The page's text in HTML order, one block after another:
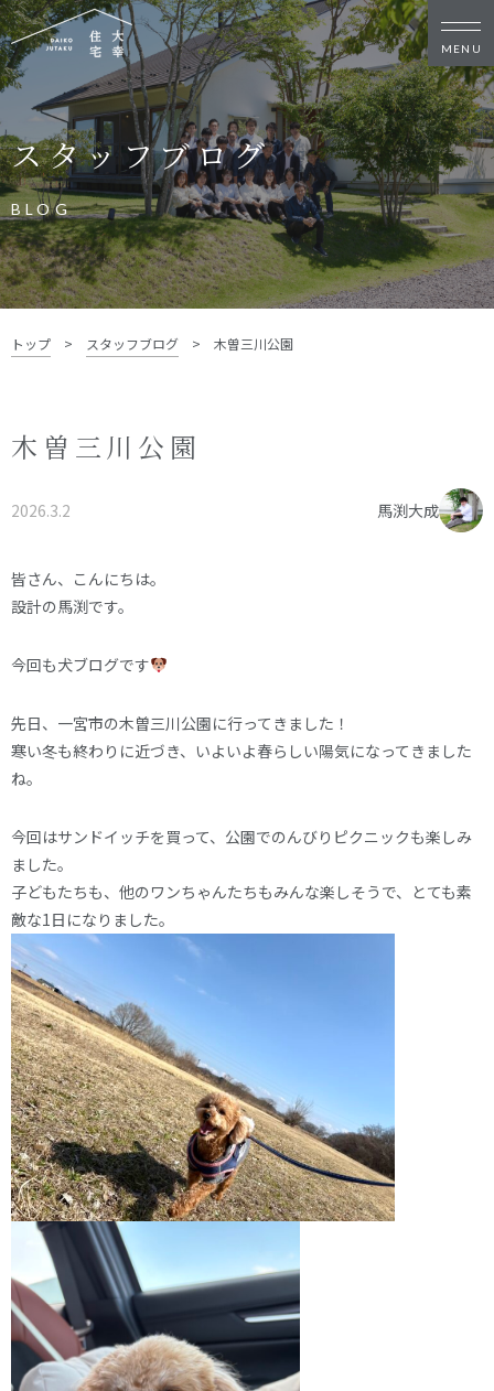
TEL.0574-60-1161
新築・リノベをお考えの方
家づくりの考え方
家づくりの流れ
施工事例
イベント
お客様の声
モデルハウス
リフォーム・リノベーション
土地をお探しの方
スタッフブログ
オーナー様へ
資料請求・お問い合わせ
スタッフブログ
BLOG
トップ > スタッフブログ > 木曽三川公園
木曽三川公園
2026.3.2 馬渕大成
皆さん、こんにちは。
設計の馬渕です。
今回も犬ブログです
先日、一宮市の木曽三川公園に行ってきました！
寒い冬も終わりに近づき、いよいよ春らしい陽気になってきました
ね。
今回はサンドイッチを買って、公園でのんびりピクニックも楽しみ
ました。
子どもたちも、他のワンちゃんたちもみんな楽しそうで、とても素
敵な1日になりました。